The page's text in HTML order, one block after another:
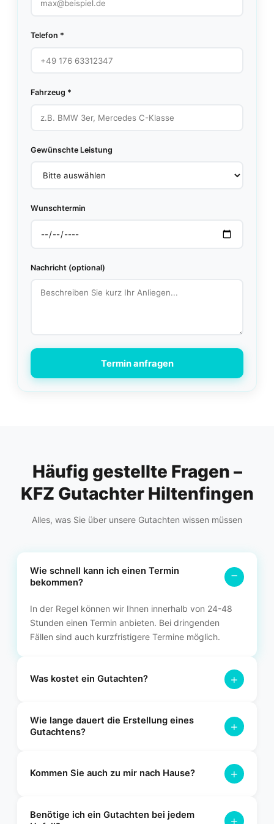
Telefon *
Fahrzeug *
Gewünschte Leistung
Wunschtermin
Nachricht (optional)
Termin anfragen
Häufig gestellte Fragen –
KFZ Gutachter Hiltenfingen
Alles, was Sie über unsere Gutachten wissen müssen
Wie schnell kann ich einen Termin
bekommen?
−
In der Regel können wir Ihnen innerhalb von 24-48
Stunden einen Termin anbieten. Bei dringenden
Fällen sind auch kurzfristigere Termine möglich.
Was kostet ein Gutachten? +
Unfallgutachten übernimmt in der Regel die gegnerische
Versicherung die Kosten. Für ein Wertgutachten erstellen wir
Wie lange dauert die Erstellung eines
Gutachtens?
+
fertige Gutachten in der Regel innerhalb von 2-3
Werktagen. Bei Bedarf können wir das Gutachten auch
Kommen Sie auch zu mir nach Hause? +
kommen gerne zu Ihnen nach Hause oder an einen anderen
Benötige ich ein Gutachten bei jedem
+